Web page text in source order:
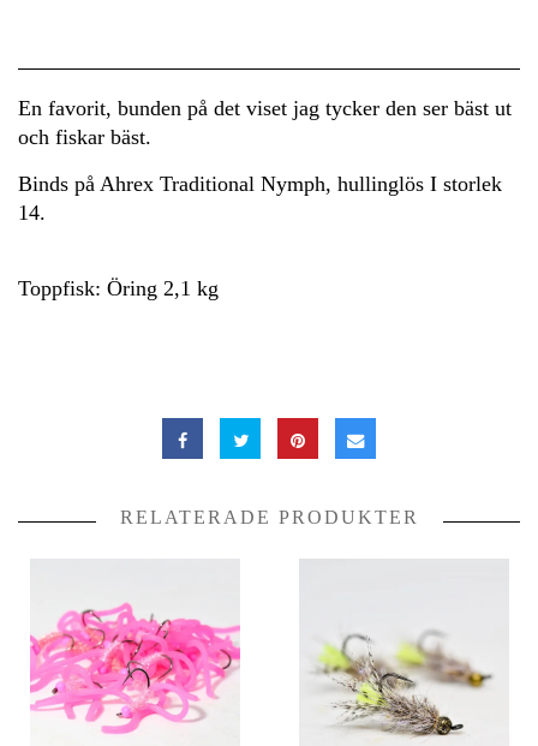
En favorit, bunden på det viset jag tycker den ser bäst ut
och fiskar bäst.
Binds på Ahrex Traditional Nymph, hullinglös I storlek
14.
Toppfisk: Öring 2,1 kg
RELATERADE PRODUKTER